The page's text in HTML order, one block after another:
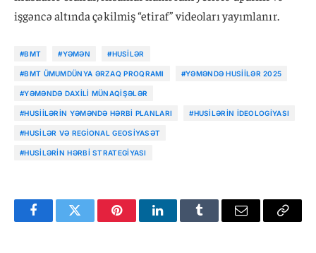
işgəncə altında çəkilmiş “etiraf” videoları yayımlanır.
#BMT #YƏMƏN #HUSILƏR
#BMT ÜMUMDÜNYA ƏRZAQ PROQRAMI #YƏMƏNDƏ HUSIILƏR 2025
#YƏMƏNDƏ DAXILI MÜNAQIŞƏLƏR
#HUSIILƏRIN YƏMƏNDƏ HƏRBI PLANLARI #HUSILƏRIN IDEOLOGIYASI
#HUSILƏR VƏ REGIONAL GEOSIYASƏT
#HUSILƏRIN HƏRBI STRATEGIYASI
FacebookTwitter PinterestLinkedInTumblr Email
Copy